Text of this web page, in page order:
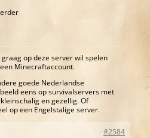
op deze server wil spelen
Minecraftaccount.
goede Nederlandse
eens op survivalservers met
en gezellig. Of
op een Engelstalige server.
#2584